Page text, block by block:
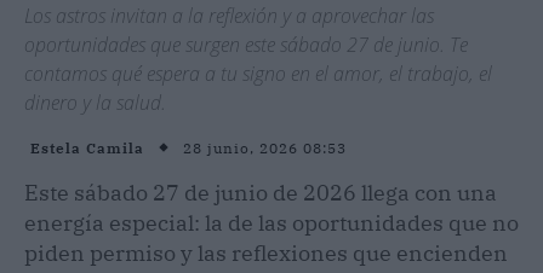
Los astros invitan a la reflexión y a aprovechar las
oportunidades que surgen este sábado 27 de junio. Te
contamos qué espera a tu signo en el amor, el trabajo, el
dinero y la salud.
Estela Camila 28 junio, 2026 08:53
Este sábado 27 de junio de 2026 llega con una
energía especial: la de las oportunidades que no
piden permiso y las reflexiones que encienden